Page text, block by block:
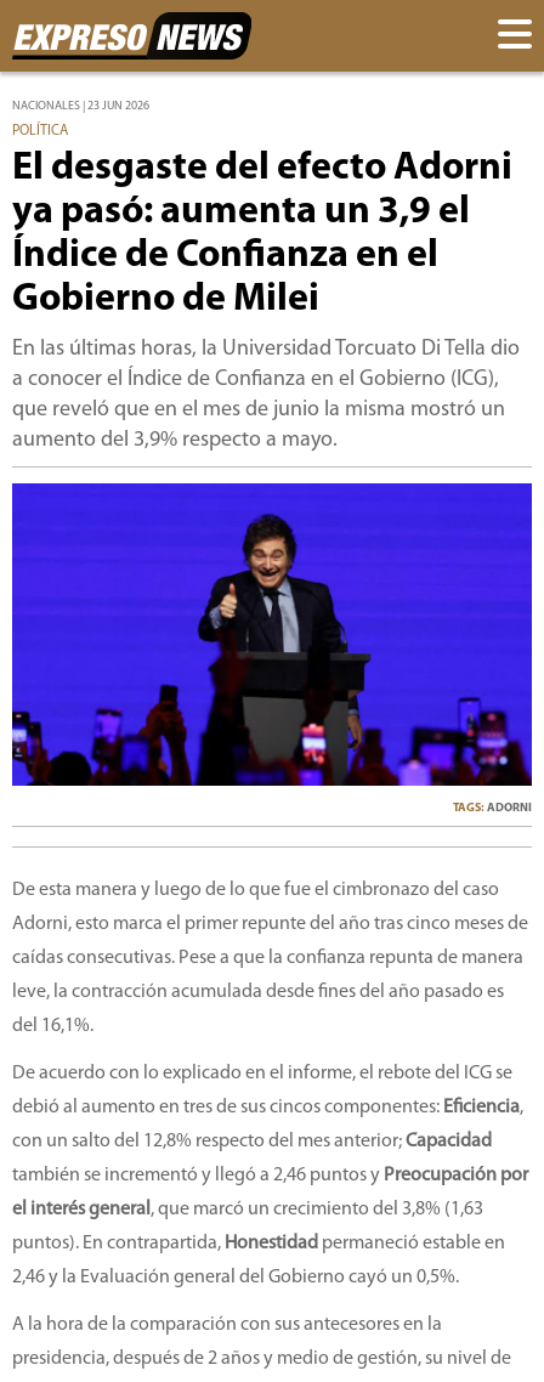
NACIONALES | 23 JUN 2026
POLÍTICA
El desgaste del efecto Adorni
ya pasó: aumenta un 3,9 el
Índice de Confianza en el
Gobierno de Milei
En las últimas horas, la Universidad Torcuato Di Tella dio
a conocer el Índice de Confianza en el Gobierno (ICG),
que reveló que en el mes de junio la misma mostró un
aumento del 3,9% respecto a mayo.
TAGS:ADORNI
De esta manera y luego de lo que fue el cimbronazo del caso
Adorni, esto marca el primer repunte del año tras cinco meses de
caídas consecutivas. Pese a que la confianza repunta de manera
leve, la contracción acumulada desde fines del año pasado es
del 16,1%.
De acuerdo con lo explicado en el informe, el rebote del ICG se
debió al aumento en tres de sus cincos componentes: Eficiencia,
con un salto del 12,8% respecto del mes anterior;Capacidad
también se incrementó y llegó a 2,46 puntos y Preocupación por
el interés general, que marcó un crecimiento del 3,8% (1,63
puntos). En contrapartida, Honestidad permaneció estable en
2,46 y la Evaluación general del Gobierno cayó un 0,5%.
A la hora de la comparación con sus antecesores en la
presidencia, después de 2 años y medio de gestión, su nivel de